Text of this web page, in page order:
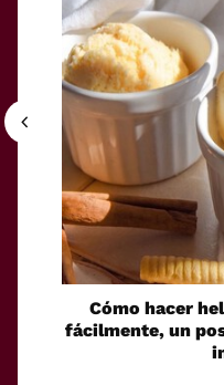
Cómo hacer
fácilmente, un